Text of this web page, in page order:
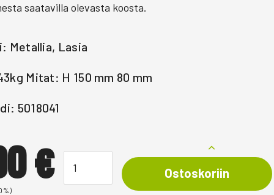
saatavilla olevasta koosta.
Metallia, Lasia
Mitat: H 150 mm 80 mm
5018041
€ Ostoskoriin